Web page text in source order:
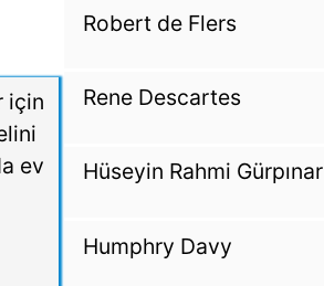
için
ev
Robert de Flers
Rene Descartes
Hüseyin Rahmi Gürpınar
Humphry Davy